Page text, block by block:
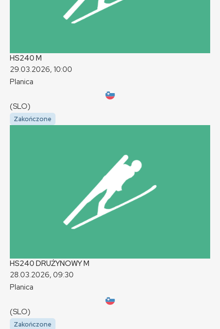
HS240 M
29.03.2026, 10:00
Planica
(SLO)
Zakończone
HS240 DRUŻYNOWYM
28.03.2026, 09:30
Planica
(SLO)
Zakończone